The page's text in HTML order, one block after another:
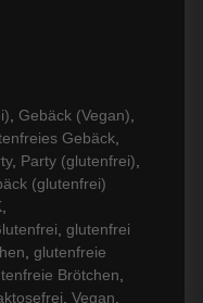
, Gebäck (Vegan),
Gebäck,
, Party (glutenfrei),
(glutenfrei)
,
, glutenfrei
, glutenfreie
Brötchen,
, Vegan,